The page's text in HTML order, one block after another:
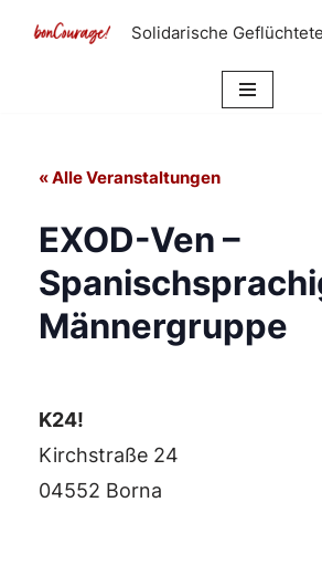
Solidarische
« Alle Veranstaltungen
EXOD-Ven –
Männergruppe
K24!
Kirchstraße 24
04552 Borna